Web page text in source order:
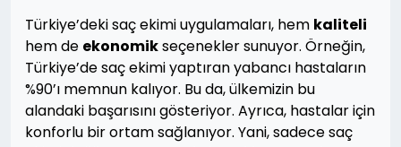
Türkiye’deki saç ekimi uygulamaları, hem kaliteli
hem de ekonomikseçenekler sunuyor. Örneğin,
Türkiye’de saç ekimi yaptıran yabancı hastaların
%90’ı memnun kalıyor. Bu da, ülkemizin bu
alandaki başarısını gösteriyor. Ayrıca, hastalar için
konforlu bir ortam sağlanıyor. Yani, sadece saç